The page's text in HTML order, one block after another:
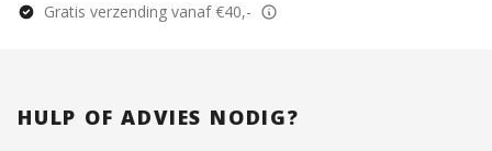
Gratis verzending vanaf €40,-
HULP OF ADVIES NODIG?